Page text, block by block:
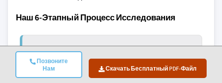
Позвоните
Нам
Скачать Бесплатный PDF-Файл
Наш 6-Этапный Процесс Исследования
1. Дизайн Исследования И
Контроль Аналитиков